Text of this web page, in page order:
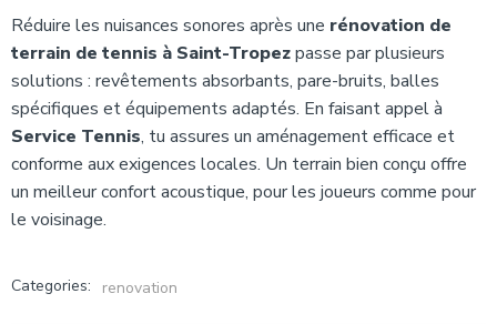
Réduire les nuisances sonores après une rénovation de
terrain de tennis à Saint-Tropezpasse par plusieurs
solutions : revêtements absorbants, pare-bruits, balles
spécifiques et équipements adaptés. En faisant appel à
Service Tennis, tu assures un aménagement efficace et
conforme aux exigences locales. Un terrain bien conçu offre
un meilleur confort acoustique, pour les joueurs comme pour
le voisinage.
Categories: renovation